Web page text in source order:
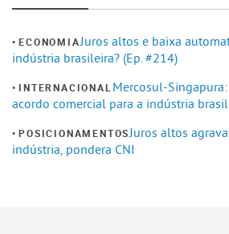
ECONOMIAJuros altos e baixa
indústria brasileira? (Ep. #214)
INTERNACIONALMercosul-
acordo comercial para a indústria
POSICIONAMENTOSJuros altos
indústria, pondera CNI